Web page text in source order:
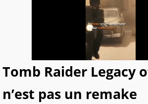
Tomb Raider Legacy
n’est pas un remake